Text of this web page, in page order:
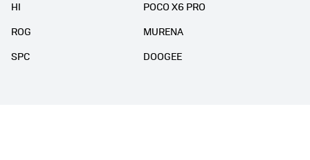
HI
POCO X6 PRO
ROG
MURENA
SPC
DOOGEE